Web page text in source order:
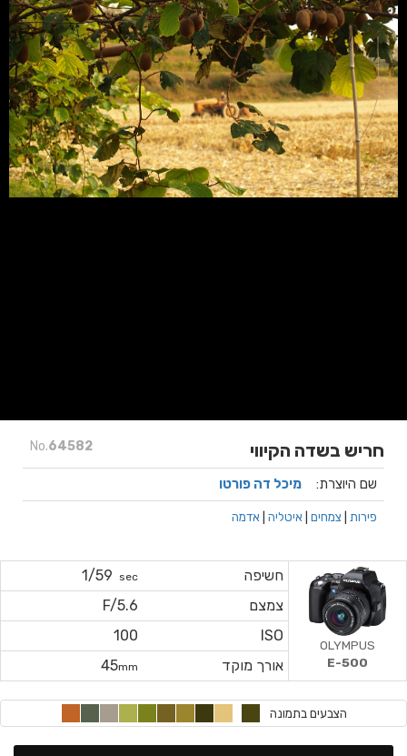
No.64582 חריש בשדה הקיווי
שם היוצרת: מיכל דה פורטו
פירות צמחים איטליה אדמה
חשיפה sec
1/59
צמצם
F/5.6
ISO
100
אורך מוקד
45mm
OLYMPUS
E-500
הצבעים בתמונה